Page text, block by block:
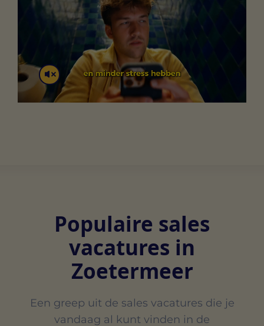
Populaire sales
vacatures in
Zoetermeer
Een greep uit de sales vacatures die je
vandaag al kunt vinden in de